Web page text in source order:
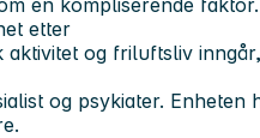
etter
og friluftsliv
og psykiater. Enheten